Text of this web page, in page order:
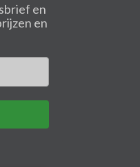
en
en